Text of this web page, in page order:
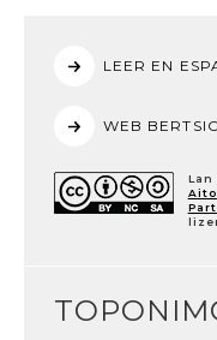
LEER EN
WEB
Lan